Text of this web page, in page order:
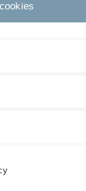
Christian Kiefer,
Kurz, Patrick